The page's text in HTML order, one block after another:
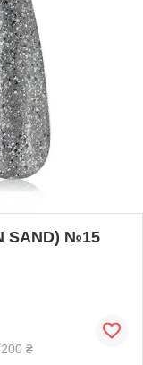
SAND) №15
₴